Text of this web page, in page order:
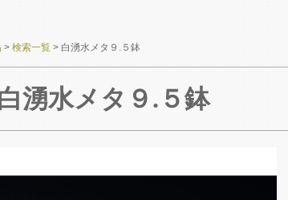
> 検索一覧 > 白湧水メタ９.５鉢
湧水メタ９.５鉢